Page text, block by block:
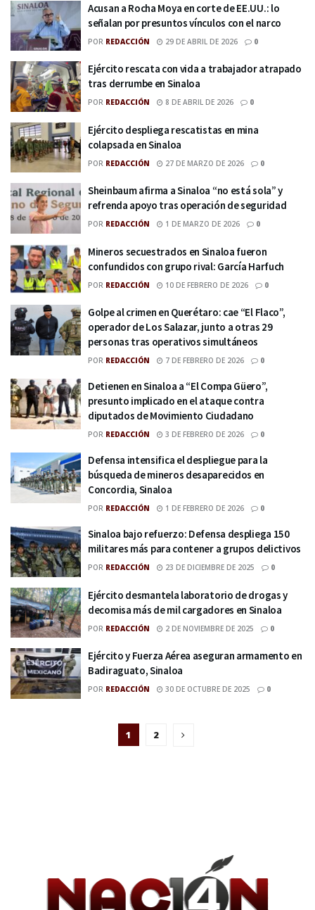
Acusan a Rocha Moya en corte de EE.UU.: lo
señalan por presuntos vínculos con el narco
POR REDACCIÓN 29 DE ABRIL DE 2026 0
Ejército rescata con vida a trabajador atrapado
tras derrumbe en Sinaloa
POR REDACCIÓN 8 DE ABRIL DE 2026 0
Ejército despliega rescatistas en mina
colapsada en Sinaloa
POR REDACCIÓN 27 DE MARZO DE 2026 0
Sheinbaum afirma a Sinaloa “no está sola” y
refrenda apoyo tras operación de seguridad
POR REDACCIÓN 1 DE MARZO DE 2026 0
Mineros secuestrados en Sinaloa fueron
confundidos con grupo rival: García Harfuch
POR REDACCIÓN 10 DE FEBRERO DE 2026 0
Golpe al crimen en Querétaro: cae “El Flaco”,
operador de Los Salazar, junto a otras 29
personas tras operativos simultáneos
POR REDACCIÓN 7 DE FEBRERO DE 2026 0
Detienen en Sinaloa a “El Compa Güero”,
presunto implicado en el ataque contra
diputados de Movimiento Ciudadano
POR REDACCIÓN 3 DE FEBRERO DE 2026 0
Defensa intensifica el despliegue para la
búsqueda de mineros desaparecidos en
Concordia, Sinaloa
POR REDACCIÓN 1 DE FEBRERO DE 2026 0
Sinaloa bajo refuerzo: Defensa despliega 150
militares más para contener a grupos delictivos
POR REDACCIÓN 23 DE DICIEMBRE DE 2025 0
Ejército desmantela laboratorio de drogas y
decomisa más de mil cargadores en Sinaloa
POR REDACCIÓN 2 DE NOVIEMBRE DE 2025 0
Ejército y Fuerza Aérea aseguran armamento en
Badiraguato, Sinaloa
POR REDACCIÓN 30 DE OCTUBRE DE 2025 0
1 2